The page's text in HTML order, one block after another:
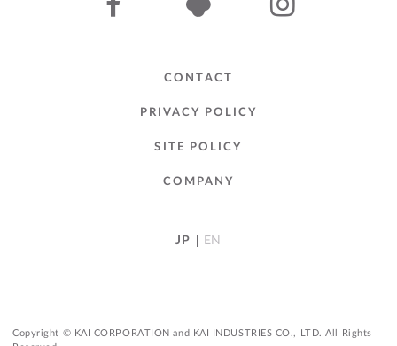
CONTACT
PRIVACY POLICY
SITE POLICY
COMPANY
JP EN
Copyright © KAI CORPORATION and KAI INDUSTRIES CO., LTD. All Rights